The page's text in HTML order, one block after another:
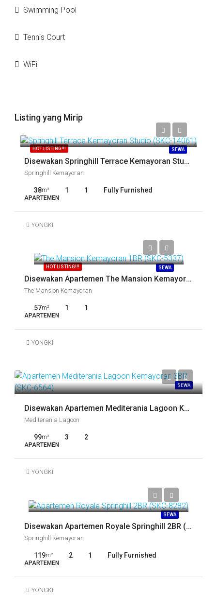
Swimming Pool
Tennis Court
WiFi
Listing yang Mirip
HOT LISTING!!! SEWA
Disewakan Springhill Terrace Kemayoran Studio (SKC-14061)
Springhill Kemayoran
38m² 1 1 Fully Furnished
APARTEMEN
YONGKI
HOT LISTING!!! SEWA
Disewakan Apartemen The Mansion Kemayoran 1BR (SKC-5337)
The Mansion Kemayoran
57m² 1 1
APARTEMEN
YONGKI
SEWA
Disewakan Apartemen Mediterania Lagoon Kemayoran 3BR (SKC-6574)
Mediterania Lagoon
99m² 3 2
APARTEMEN
YONGKI
SEWA
Disewakan Apartemen Royale Springhill 2BR (SKC-8282)
Springhill Kemayoran
119m² 2 1 Fully Furnished
APARTEMEN
YONGKI